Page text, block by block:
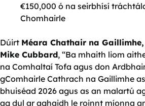
€150,000 ó na seirbhísí
Chomhairle
Dúirt Méara Chathair na
Mike Cubbard, “Ba mhaith liom
na Comhaltaí Tofa agus don
gComhairle Cathrach na Gaillimhe
bhuiséad 2026 agus as an malartú
ag dul ar aghaidh le roinnt míonna